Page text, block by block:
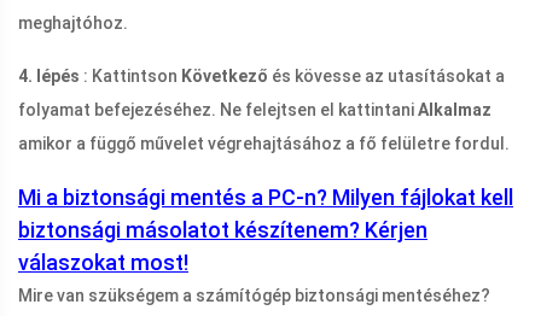
meghajtóhoz.
4. lépés : Kattintson Következő és kövesse az utasításokat a
folyamat befejezéséhez. Ne felejtsen el kattintaniAlkalmaz
amikor a függő művelet végrehajtásához a fő felületre fordul.
Mi a biztonsági mentés a PC-n? Milyen fájlokat kell
biztonsági másolatot készítenem? Kérjen
válaszokat most!
Mire van szükségem a számítógép biztonsági mentéséhez?